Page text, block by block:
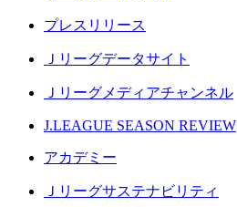
プレスリリース
Ｊリーグデータサイト
Ｊリーグメディアチャンネル
J.LEAGUE SEASON REVIEW
アカデミー
Ｊリーグサステナビリティ